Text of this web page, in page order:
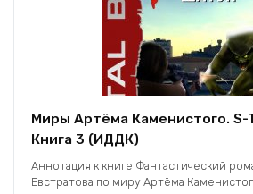
Миры Артёма Каменистого. S-
Книга 3 (ИДДК)
Аннотация к книге Фантастический
Евстратова по миру Артёма